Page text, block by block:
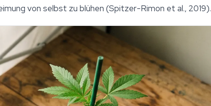
von selbst zu blühen (Spitzer-Rimon et al., 2019).